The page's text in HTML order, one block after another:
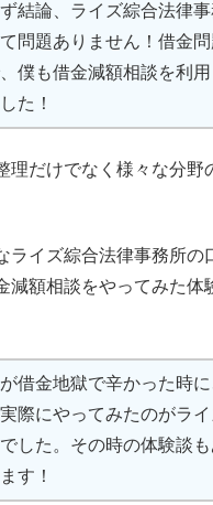
ず結論、ライズ綜合法律
て問題ありません！借金
僕も借金減額相談を利
た！
理だけでなく様々な分野
ライズ綜合法律事務所の
減額相談をやってみた体
借金地獄で辛かった時
際にやってみたのがラ
した。その時の体験談
す！